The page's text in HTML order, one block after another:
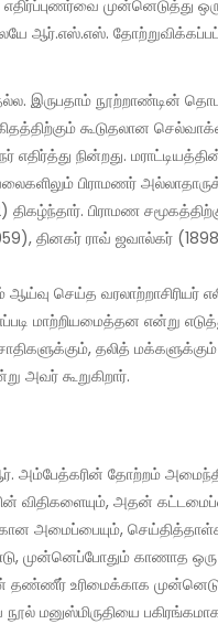
முன்னெடுத்து ஒரு
ஆர்.எஸ்.எஸ்.
இருபதாம் நூற்றாண்டின்
கூடுதலான
நின்றது.
பிராமணர்
திகழ்ந்தார். பிராமண
தினகர் ராவ் ஜவால்கர்
செய்த வரலாற்றாசிரியர்
மாற்றியமைத்தன என்று
தலித் மக்களுக்கும்
அவர் கூறுகிறார்.
விதிகளையும், அதன்
அமைப்பையும்,
முன்னெப்போதும் காணாத
தண்ணீர் உரிமைக்காக
மனுஸ்மிருதியை